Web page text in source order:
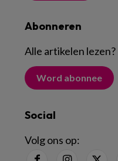
Abonneren
Alle artikelen lezen?
Word abonnee
Social
Volg ons op: